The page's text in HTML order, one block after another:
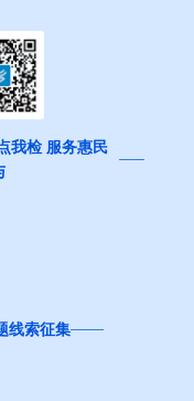
我检 服务惠民
线索征集